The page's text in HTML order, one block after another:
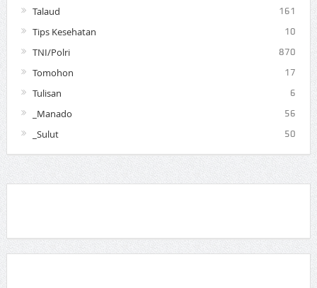
Talaud 161
Tips Kesehatan 10
TNI/Polri 870
Tomohon 17
Tulisan 6
_Manado 56
_Sulut 50